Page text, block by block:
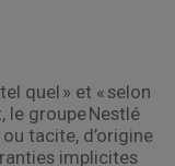
quel » et « selon
le groupe Nestlé
tacite, d’origine
implicites